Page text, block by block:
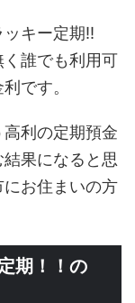
キー定期!!
誰でも利用可
です。
利の定期預金
果になると思
お住まいの方
期！！の